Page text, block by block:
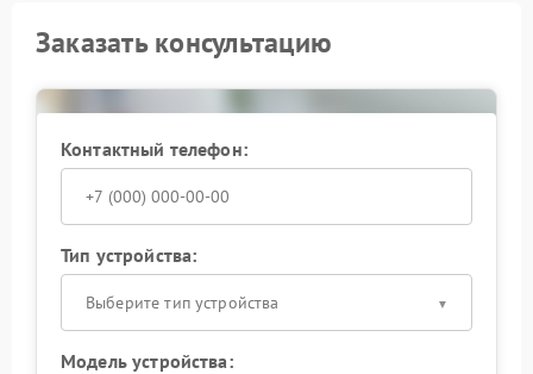
Заказать консультацию
Контактный телефон:
Тип устройства:
Выберите тип устройства
Модель устройства: